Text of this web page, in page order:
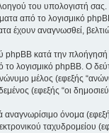
του υπολογιστή
από το λογισμικό
έχουν αναγνωσθεί,
phpBB κατά την
λογισμικό phpBB. Ο
μέλος (εφεξής
(εφεξής “οι
όνομα
ταχυδρομείου